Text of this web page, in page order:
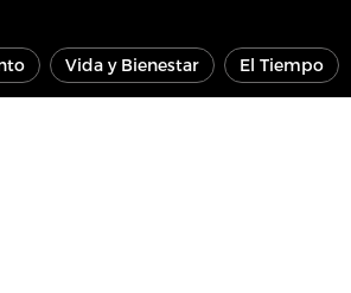
Vida y Bienestar El Tiempo